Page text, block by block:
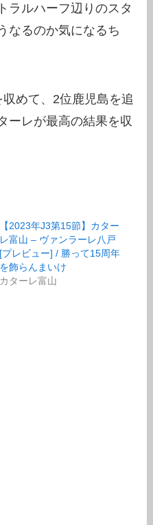
ラルハーフ辺りのスタ
なるのか気になるち
めて、2位鹿児島を追
ーレが最高の結果を収
【2023年J3第15節】カター
レ富山 – ヴァンラーレ八戸
[プレビュー] / 勝って15周年
を飾らんまいけ
カターレ富山